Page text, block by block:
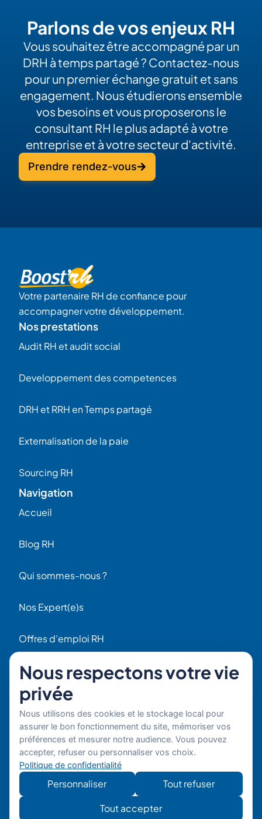
Parlons de vos enjeux RH
Vous souhaitez être accompagné par un
DRH à temps partagé ? Contactez-nous
pour un premier échange gratuit et sans
engagement. Nous étudierons ensemble
vos besoins et vous proposerons le
consultant RH le plus adapté à votre
entreprise et à votre secteur d'activité.
Prendre rendez-vous
Votre partenaire RH de confiance pour
accompagner votre développement.
Nos prestations
Audit RH et audit social
Developpement des competences
DRH et RRH en Temps partagé
Externalisation de la paie
Sourcing RH
Navigation
Accueil
Blog RH
Qui sommes-nous ?
Nos Expert(e)s
Offres d’emploi RH
56 Rue Raspail
F92300 Levallois
+ 33 (0)1 42 70 97 20
Par email
Copyright © 2026 Boost'RH
Groupe. Tous droits réservés.
Site
développé
mon site
Mentions légales
Nous respectons votre vie
privée
Nous utilisons des cookies et le stockage local pour
assurer le bon fonctionnement du site, mémoriser vos
préférences et mesurer notre audience. Vous pouvez
accepter, refuser ou personnaliser vos choix.
Politique de confidentialité
Personnaliser
Tout refuser
Tout accepter